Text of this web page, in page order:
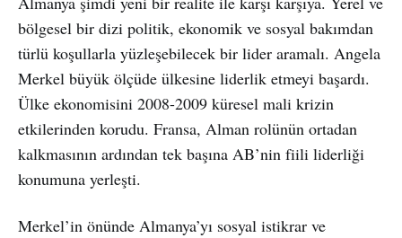
bölgesel bir dizi politik, ekonomik ve sosyal bakımdan
türlü koşullarla yüzleşebilecek bir lider aramalı. Angela
Merkel büyük ölçüde ülkesine liderlik etmeyi başardı.
Ülke ekonomisini 2008-2009 küresel mali krizin
etkilerinden korudu. Fransa, Alman rolünün ortadan
kalkmasının ardından tek başına AB’nin fiili liderliği
konumuna yerleşti.
Merkel’in önünde Almanya’yı sosyal istikrar ve